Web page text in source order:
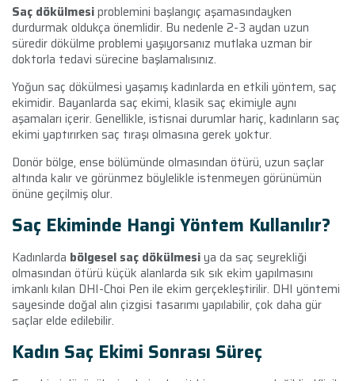
Saç dökülmesiproblemini başlangıç aşamasındayken
durdurmak oldukça önemlidir. Bu nedenle 2-3 aydan uzun
süredir dökülme problemi yaşıyorsanız mutlaka uzman bir
doktorla tedavi sürecine başlamalısınız.
Yoğun saç dökülmesi yaşamış kadınlarda en etkili yöntem, saç
ekimidir. Bayanlarda saç ekimi, klasik saç ekimiyle aynı
aşamaları içerir. Genellikle, istisnai durumlar hariç, kadınların saç
ekimi yaptırırken saç tıraşı olmasına gerek yoktur.
Donör bölge, ense bölümünde olmasından ötürü, uzun saçlar
altında kalır ve görünmez böylelikle istenmeyen görünümün
önüne geçilmiş olur.
Saç Ekiminde Hangi Yöntem Kullanılır?
Kadınlarda bölgesel saç dökülmesiya da saç seyrekliği
olmasından ötürü küçük alanlarda sık sık ekim yapılmasını
imkanlı kılan DHI-Choi Pen ile ekim gerçekleştirilir. DHI yöntemi
sayesinde doğal alın çizgisi tasarımı yapılabilir, çok daha gür
saçlar elde edilebilir.
Kadın Saç Ekimi Sonrası Süreç